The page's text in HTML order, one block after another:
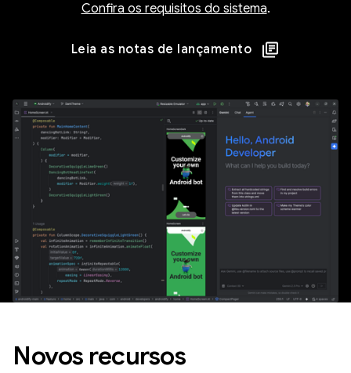
Confira os requisitos do sistema.
Leia as notas de lançamento
Novos recursos